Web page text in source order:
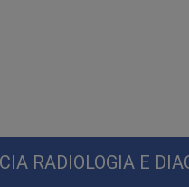
RADIOLOGIA E